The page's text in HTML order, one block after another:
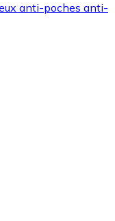
anti-poches anti-